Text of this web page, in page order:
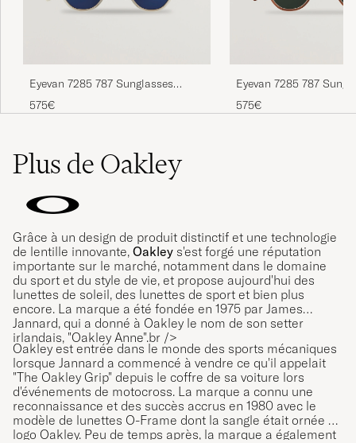
Eyevan 7285 787 Sunglasses
Transparent
575€
Eyevan 7285 787
575€
Plus de Oakley
Grâce à un design de produit distinctif et une technologie
de lentille innovante, Oakley s'est forgé une réputation
importante sur le marché, notamment dans le domaine
du sport et du style de vie, et propose aujourd'hui des
lunettes de soleil, des lunettes de sport et bien plus
encore. La marque a été fondée en 1975 par James
Jannard, qui a donné à Oakley le nom de son setter
irlandais, "Oakley Anne".br />
Oakley est entrée dans le monde des sports mécaniques
lorsque Jannard a commencé à vendre ce qu'il appelait
"The Oakley Grip" depuis le coffre de sa voiture lors
d'événements de motocross. La marque a connu une
reconnaissance et des succès accrus en 1980 avec le
modèle de lunettes O-Frame dont la sangle était ornée du
logo Oakley. Peu de temps après, la marque a également